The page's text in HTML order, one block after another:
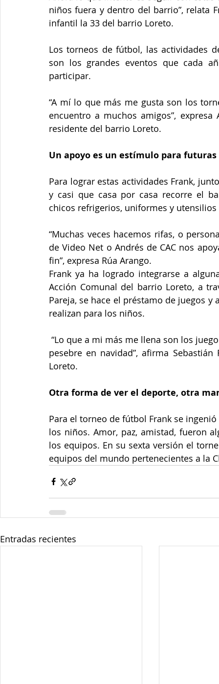
niños fuera y dentro del barrio”, relata
infantil la 33 del barrio Loreto.
Los torneos de fútbol, las actividades
son los grandes eventos que cada
participar.
“A mí lo que más me gusta son los
encuentro a muchos amigos”,
residente del barrio Loreto.
Un apoyo es un estímulo para futuras
Para lograr estas actividades Frank,
y casi que casa por casa recorre el
chicos refrigerios, uniformes y
“Muchas veces hacemos rifas, o
de Video Net o Andrés de CAC nos
fin”, expresa Rúa Arango.
Frank ya ha logrado integrarse a
Acción Comunal del barrio Loreto, a
Pareja, se hace el préstamo de juegos
realizan para los niños.
pesebre en navidad”, afirma
Loreto.
Otra forma de ver el deporte, otra
Para el torneo de fútbol Frank se
los niños. Amor, paz, amistad, fueron
los equipos. En su sexta versión el
equipos del mundo pertenecientes a la
Entradas recientes